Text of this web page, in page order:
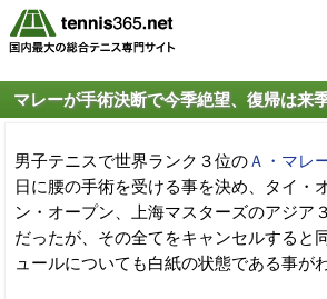
マレーが手術決断で今季絶望、復帰は来
男子テニスで世界ランク３位のＡ・マレ
日に腰の手術を受ける事を決め、タイ・
ン・オープン、上海マスターズのアジア
だったが、その全てをキャンセルすると
ュールについても白紙の状態である事が